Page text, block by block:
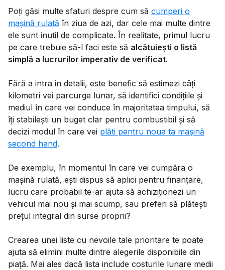
Poți găsi multe sfaturi despre cum să cumperi o
mașină rulată în ziua de azi, dar cele mai multe dintre
ele sunt inutil de complicate. În realitate, primul lucru
pe care trebuie să-l faci este să alcătuiești o listă
simplă a lucrurilor imperativ de verificat.
Fără a intra in detalii, este benefic să estimezi câți
kilometri vei parcurge lunar, să identifici condițiile și
mediul în care vei conduce în majoritatea timpului, să
îți stabilești un buget clar pentru combustibil și să
decizi modul în care vei plăti pentru noua ta mașină
second hand.
De exemplu, în momentul în care vei cumpăra o
mașină rulată, ești dispus să aplici pentru finanțare,
lucru care probabil te-ar ajuta să achiziționezi un
vehicul mai nou și mai scump, sau preferi să plătești
prețul integral din surse proprii?
Crearea unei liste cu nevoile tale prioritare te poate
ajuta să elimini multe dintre alegerile disponibile din
piață. Mai ales dacă lista include costurile lunare medii